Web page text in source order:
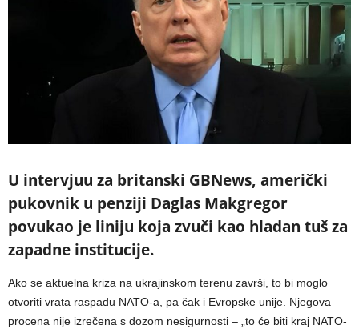
U intervjuu za britanski GBNews, američki
pukovnik u penziji Daglas Makgregor
povukao je liniju koja zvuči kao hladan tuš za
zapadne institucije.
Ako se aktuelna kriza na ukrajinskom terenu završi, to bi moglo
otvoriti vrata raspadu NATO-a, pa čak i Evropske unije. Njegova
procena nije izrečena s dozom nesigurnosti – „to će biti kraj NATO-